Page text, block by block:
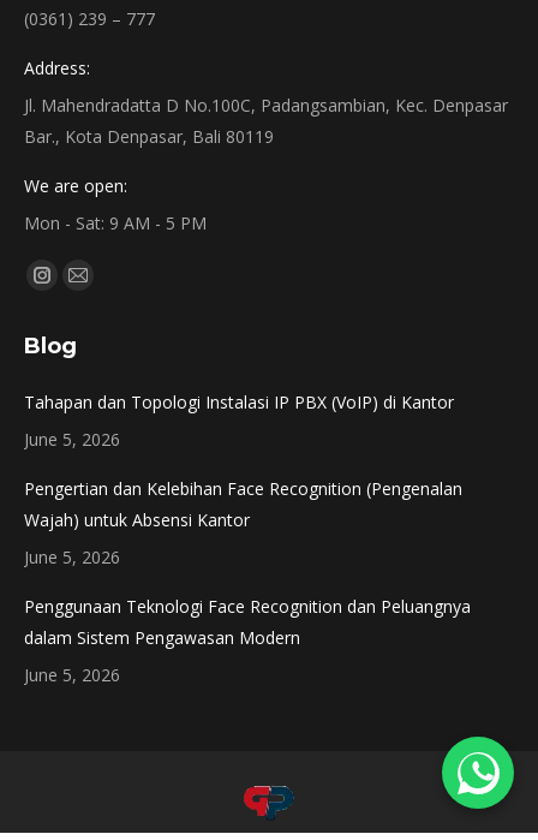
(0361) 239 – 777
Address:
Jl. Mahendradatta D No.100C, Padangsambian, Kec. Denpasar
Bar., Kota Denpasar, Bali 80119
We are open:
Mon - Sat: 9 AM - 5 PM
Find us on:
Instagram
opens
new
window
Mail
new
window
Blog
Tahapan dan Topologi Instalasi IP PBX (VoIP) di Kantor
June 5, 2026
Pengertian dan Kelebihan Face Recognition (Pengenalan
Wajah) untuk Absensi Kantor
June 5, 2026
Penggunaan Teknologi Face Recognition dan Peluangnya
dalam Sistem Pengawasan Modern
June 5, 2026